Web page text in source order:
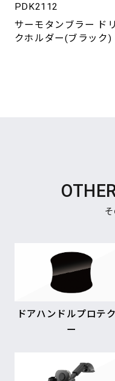
PDK2112
サーモタンブラー ド
クホルダー(ブラック)
ドアハンドルプロテ
ー